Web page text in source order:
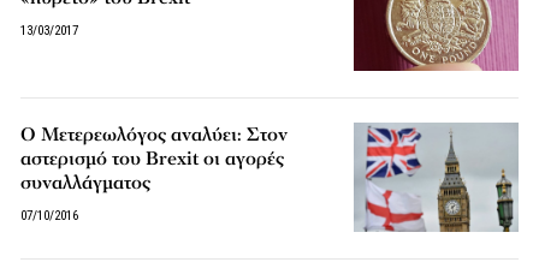
13/03/2017
Ο Μετερεωλόγος αναλύει: Στον
αστερισμό του Brexit οι αγορές
συναλλάγματος
07/10/2016